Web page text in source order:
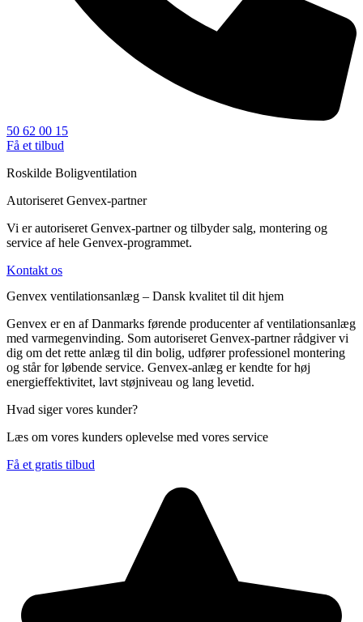
50 62 00 15
Få et tilbud
Roskilde Boligventilation
Autoriseret Genvex-partner
Vi er autoriseret Genvex-partner og tilbyder salg, montering og
service af hele Genvex-programmet.
Kontakt os
Genvex ventilationsanlæg – Dansk kvalitet til dit hjem
Genvex er en af Danmarks førende producenter af ventilationsanlæg
med varmegenvinding. Som autoriseret Genvex-partner rådgiver vi
dig om det rette anlæg til din bolig, udfører professionel montering
og står for løbende service. Genvex-anlæg er kendte for høj
energieffektivitet, lavt støjniveau og lang levetid.
Hvad siger vores kunder?
Læs om vores kunders oplevelse med vores service
Få et gratis tilbud